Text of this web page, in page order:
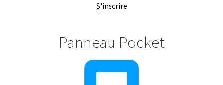
S'inscrire
Panneau Pocket